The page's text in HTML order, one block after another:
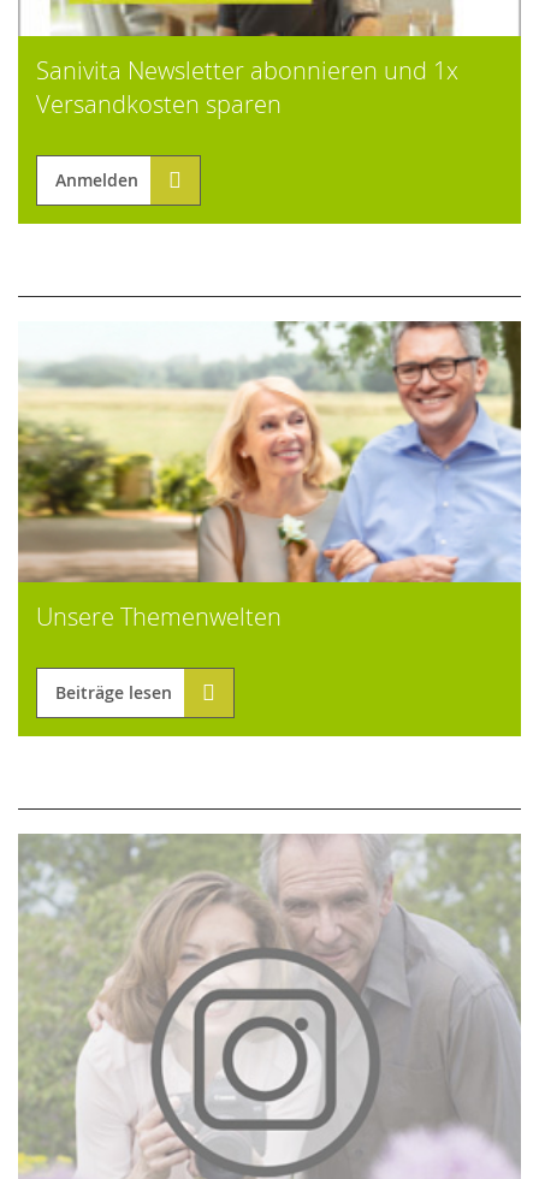
Sanivita Newsletter abonnieren und 1x
Versandkosten sparen
Anmelden
Unsere Themenwelten
Beiträge lesen